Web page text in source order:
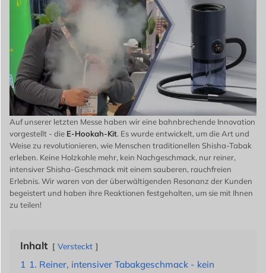
Auf unserer letzten Messe haben wir eine bahnbrechende Innovation
vorgestellt - die E-Hookah-Kit. Es wurde entwickelt, um die Art und
Weise zu revolutionieren, wie Menschen traditionellen Shisha-Tabak
erleben. Keine Holzkohle mehr, kein Nachgeschmack, nur reiner,
intensiver Shisha-Geschmack mit einem sauberen, rauchfreien
Erlebnis. Wir waren von der überwältigenden Resonanz der Kunden
begeistert und haben ihre Reaktionen festgehalten, um sie mit Ihnen
zu teilen!
Inhalt Versteckt
1 1. Reiner, intensiver Tabakgeschmack - kein